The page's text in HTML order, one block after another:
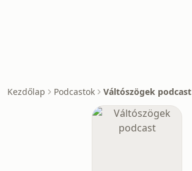
Kezdőlap Podcastok Váltószögek podcast